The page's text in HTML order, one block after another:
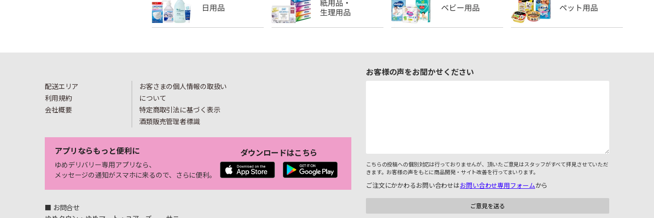
配送エリア
利用規約
会社概要
お客さまの個人情報の取扱い
について
特定商取引法に基づく表示
酒類販売管理者標識
アプリならもっと便利に
ゆめデリバリー専用アプリなら、
メッセージの通知がスマホに来るので、さらに便利。
ダウンロードはこちら
■ お問合せ
お客様の声をお聞かせください
こちらの投稿への個別対応は行っておりませんが、頂いたご意見はスタッフがすべて拝見させていただ
きます。お客様の声をもとに商品開発・サイト改善を行ってまいります。
ご注文にかかわるお問い合わせはお問い合わせ専用フォームから